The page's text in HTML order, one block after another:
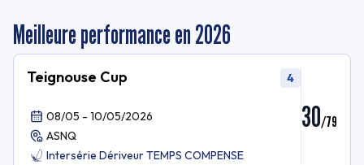
Meilleure performance en 2026
Teignouse Cup 4
08/05 - 10/05/2026
ASNQ
Intersérie Dériveur TEMPS COMPENSE
30/79